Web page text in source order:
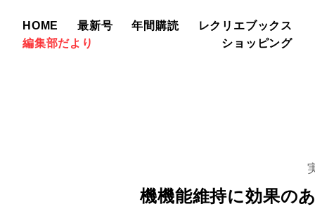
HOME 最新号 年間購読
レクリエブックス
編集部だより
ショッピング
機機能維持に効果の